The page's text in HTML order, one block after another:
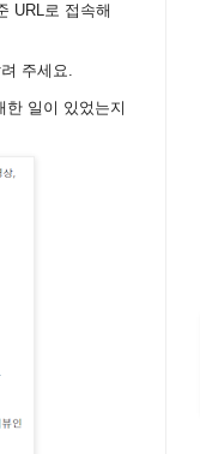
URL로 접속해
주세요.
일이 있었는지